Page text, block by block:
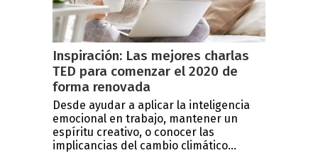
Inspiración: Las mejores charlas
TED para comenzar el 2020 de
forma renovada
Desde ayudar a aplicar la inteligencia
emocional en trabajo, mantener un
espíritu creativo, o conocer las
implicancias del cambio climático...